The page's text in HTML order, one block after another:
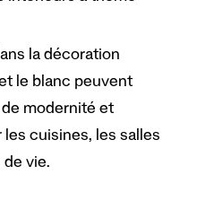
la décoration
le blanc peuvent
modernité et
les cuisines, les salles
vie.